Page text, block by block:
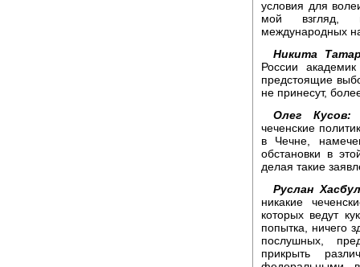
условия для
мой взгляд,
международных
Никита
России
предстоящие
не принесут,
Олег Кусов:
чеченские
в Чечне,
обстановки в
делая такие
Руслан
никакие
которых ведут
попытка, ничего
послушных,
прикрыть